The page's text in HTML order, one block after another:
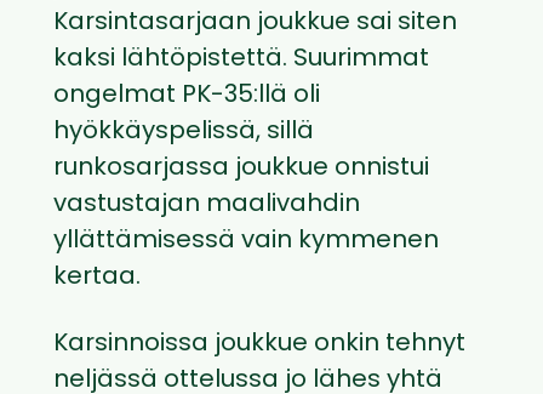
Karsintasarjaan joukkue sai siten
kaksi lähtöpistettä. Suurimmat
ongelmat PK-35:llä oli
hyökkäyspelissä, sillä
runkosarjassa joukkue onnistui
vastustajan maalivahdin
yllättämisessä vain kymmenen
kertaa.
Karsinnoissa joukkue onkin tehnyt
neljässä ottelussa jo lähes yhtä